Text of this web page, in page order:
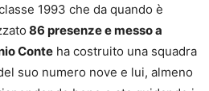
1993 che da quando è
86 presenze e messo a
Conte ha costruito una squadra
suo numero nove e lui, almeno